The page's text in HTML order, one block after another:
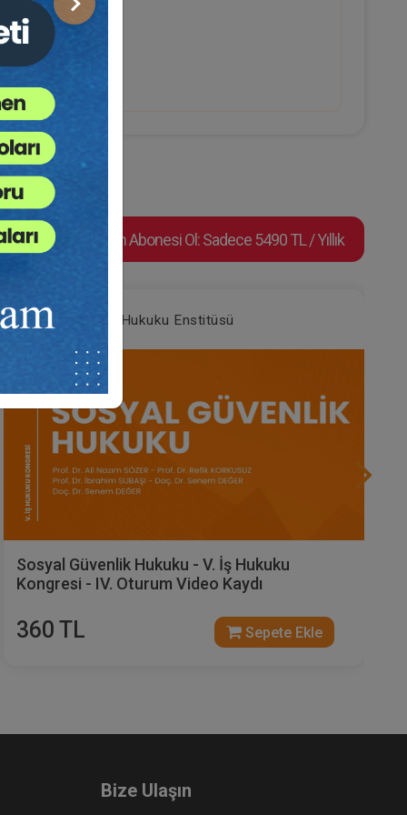
Sonraki
Etkisi
Video Eğitim Abonesi Ol: Sadece 5490 TL / Yıllık
Tüketici Hukuku Enstitüsü
Çalışma ve Dinlenme Süreleri - V. İş Hukuku
Kongresi - II. Oturum Video Kaydı
360 TL Sepete Ekle
Bize Ulaşın